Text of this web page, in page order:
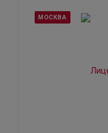
МОСКВА